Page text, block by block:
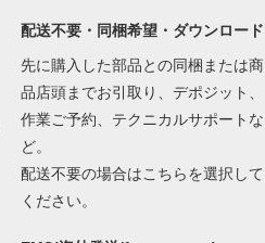
配送不要・同梱希望・ダウンロード
先に購入した部品との同梱または商
品店頭までお引取り、デポジット、
作業ご予約、テクニカルサポートな
ど。
配送不要の場合はこちらを選択して
ください。